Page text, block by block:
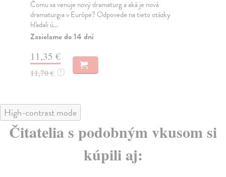
9,70 €
10,00 €
High-contrast mode
Čitatelia s podobným vkusom si
kúpili aj: